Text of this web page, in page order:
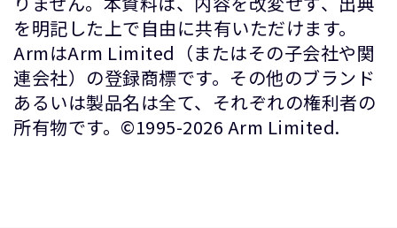
を明記した上で自由に共有いただけます。
ArmはArm Limited（またはその子会社や関
連会社）の登録商標です。その他のブランド
あるいは製品名は全て、それぞれの権利者の
所有物です。©1995-2026 Arm Limited.